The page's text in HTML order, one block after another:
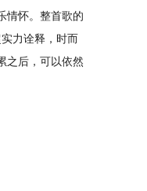
情怀。整首歌的
力诠释，时而
之后，可以依然